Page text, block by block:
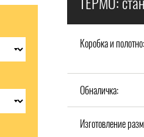
Коробка и полотно:
Обналичка:
Изготовление